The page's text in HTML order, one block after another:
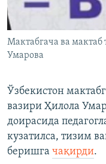
Мактабгача ва
Умарова
Ўзбекистон
вазири Ҳилола
доирасида
кузатилса, тизим
беришга чақирди.